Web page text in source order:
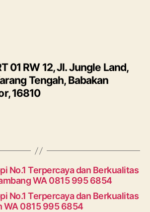
01 RW 12, Jl. Jungle Land,
Tengah, Babakan
16810
No.1 Terpercaya dan Berkualitas
WA 0815 995 6854
No.1 Terpercaya dan Berkualitas
WA 0815 995 6854